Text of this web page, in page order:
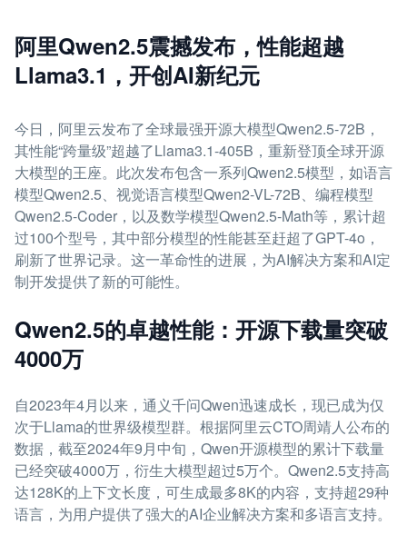
阿里Qwen2.5震撼发布，性能超越
Llama3.1，开创AI新纪元
今日，阿里云发布了全球最强开源大模型Qwen2.5-72B，
其性能“跨量级”超越了Llama3.1-405B，重新登顶全球开源
大模型的王座。此次发布包含一系列Qwen2.5模型，如语言
模型Qwen2.5、视觉语言模型Qwen2-VL-72B、编程模型
Qwen2.5-Coder，以及数学模型Qwen2.5-Math等，累计超
过100个型号，其中部分模型的性能甚至赶超了GPT-4o，
刷新了世界记录。这一革命性的进展，为AI解决方案和AI定
制开发提供了新的可能性。
Qwen2.5的卓越性能：开源下载量突破
4000万
自2023年4月以来，通义千问Qwen迅速成长，现已成为仅
次于Llama的世界级模型群。根据阿里云CTO周靖人公布的
数据，截至2024年9月中旬，Qwen开源模型的累计下载量
已经突破4000万，衍生大模型超过5万个。Qwen2.5支持高
达128K的上下文长度，可生成最多8K的内容，支持超29种
语言，为用户提供了强大的AI企业解决方案和多语言支持。